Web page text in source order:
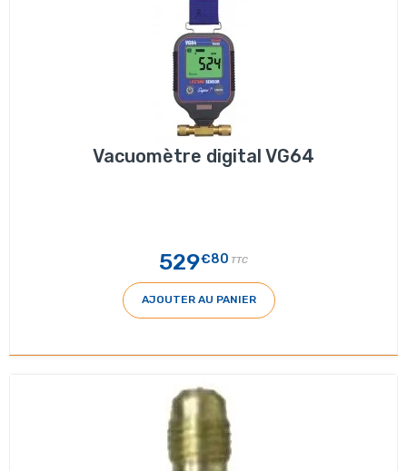
Vacuomètre digital VG64
529€80 TTC
AJOUTER AU PANIER